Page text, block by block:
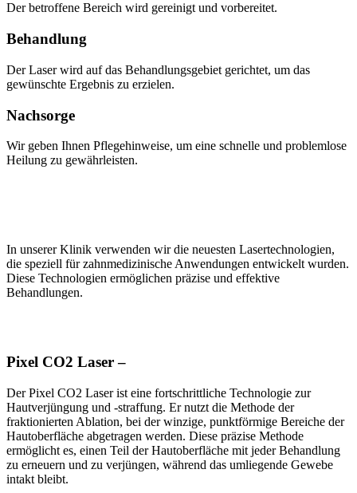
Der betroffene Bereich wird gereinigt und vorbereitet.
Behandlung
Der Laser wird auf das Behandlungsgebiet gerichtet, um das
gewünschte Ergebnis zu erzielen.
Nachsorge
Wir geben Ihnen Pflegehinweise, um eine schnelle und problemlose
Heilung zu gewährleisten.
In unserer Klinik verwenden wir die neuesten Lasertechnologien,
die speziell für zahnmedizinische Anwendungen entwickelt wurden.
Diese Technologien ermöglichen präzise und effektive
Behandlungen.
Pixel CO2 Laser –
Der Pixel CO2 Laser ist eine fortschrittliche Technologie zur
Hautverjüngung und -straffung. Er nutzt die Methode der
fraktionierten Ablation, bei der winzige, punktförmige Bereiche der
Hautoberfläche abgetragen werden. Diese präzise Methode
ermöglicht es, einen Teil der Hautoberfläche mit jeder Behandlung
zu erneuern und zu verjüngen, während das umliegende Gewebe
intakt bleibt.